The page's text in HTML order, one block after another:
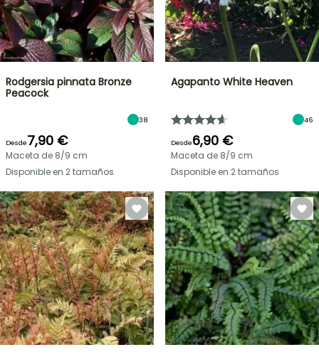
Rodgersia pinnata Bronze
Peacock
38
Desde7,90 €
Maceta de 8/9 cm
Disponible en 2 tamaños
Agapanto White Heaven
46
Desde6,90 €
Maceta de 8/9 cm
Disponible en 2 tamaños